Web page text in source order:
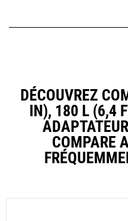
DÉCOUVREZ
IN), 180 L (6,4
COMPARE